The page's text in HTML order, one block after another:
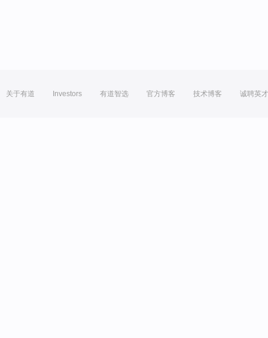
关于有道 Investors 有道智选 官方博客 技术博客 诚聘英才